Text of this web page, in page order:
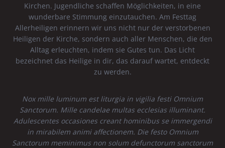
Kirchen. Jugendliche schaffen Möglichkeiten, in eine
wunderbare Stimmung einzutauchen. Am Festtag
Allerheiligen erinnern wir uns nicht nur der verstorbenen
Heiligen der Kirche, sondern auch aller Menschen, die den
Alltag erleuchten, indem sie Gutes tun. Das Licht
bezeichnet das Heilige in dir, das darauf wartet, entdeckt
zu werden.
Nox mille luminum est liturgia in vigilia festi Omnium
Sanctorum. Mille candelae multas ecclesias illuminant.
Adulescentes occasiones creant hominibus se immergendi
in mirabilem animi affectionem. Die festo Omnium
Sanctorum meminimus non solum defunctorum sanctorum